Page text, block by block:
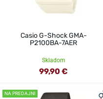
Casio G-Shock GMA-
P2100BA-7AER
Skladom
99,90 €
NA PREDAJNI